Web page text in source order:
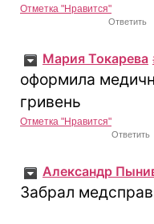
Отметка "Нравится"
Ответить
Мария Токарева
оформила
гривень
Отметка "Нравится"
Ответить
Александр
Забрал